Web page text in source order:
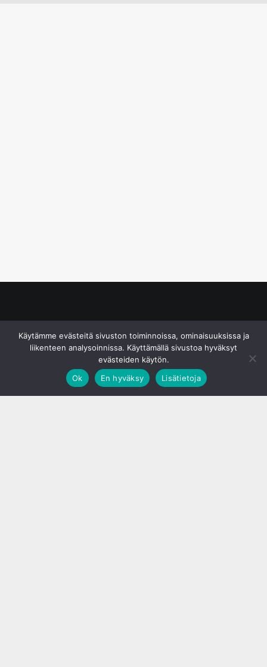
Käytämme evästeitä sivuston toiminnoissa, ominaisuuksissa ja
liikenteen analysoinnissa. Käyttämällä sivustoa hyväksyt
evästeiden käytön.
Ok
En hyväksy Lisätietoja